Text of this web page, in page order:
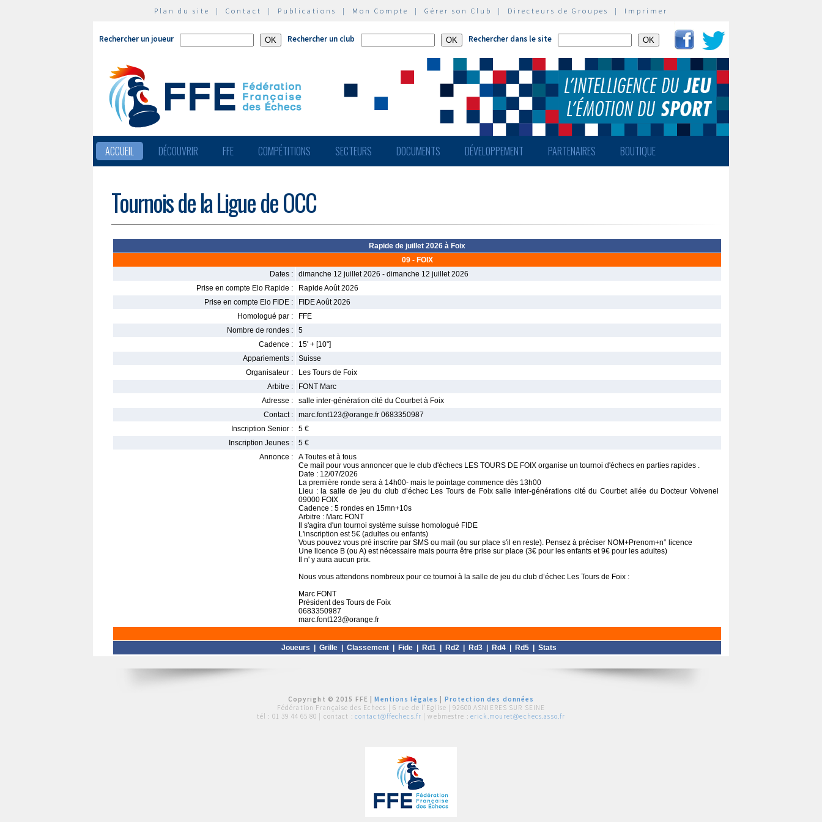
Plan du site | Contact | Publications | Mon Compte | Gérer son Club | Directeurs de Groupes | Imprimer
Rechercher un joueur Rechercher un club Rechercher dans le site
ACCUEIL DÉCOUVRIR FFE COMPÉTITIONS SECTEURS DOCUMENTS DÉVELOPPEMENT PARTENAIRES BOUTIQUE
Tournois de la Ligue de OCC
Rapide de juillet 2026 à Foix
09 - FOIX
Dates :
dimanche 12 juillet 2026 - dimanche 12 juillet 2026
Prise en compte Elo Rapide :
Rapide Août 2026
Prise en compte Elo FIDE :
FIDE Août 2026
Homologué par :
FFE
Nombre de rondes :
5
Cadence :
15' + [10"]
Appariements :
Suisse
Organisateur :
Les Tours de Foix
Arbitre :
FONT Marc
Adresse :
salle inter-génération cité du Courbet à Foix
Contact :
marc.font123@orange.fr 0683350987
Inscription Senior :
5 €
Inscription Jeunes :
5 €
Annonce :
A Toutes et à tous
Ce mail pour vous annoncer que le club d'échecs LES TOURS DE FOIX organise un tournoi d'échecs en parties rapides .
Date : 12/07/2026
La première ronde sera à 14h00- mais le pointage commence dès 13h00
Lieu : la salle de jeu du club d’échec Les Tours de Foix salle inter-générations cité du Courbet allée du Docteur Voivenel
09000 FOIX
Cadence : 5 rondes en 15mn+10s
Arbitre : Marc FONT
Il s'agira d'un tournoi système suisse homologué FIDE
L'inscription est 5€ (adultes ou enfants)
Vous pouvez vous pré inscrire par SMS ou mail (ou sur place s'il en reste). Pensez à préciser NOM+Prenom+n° licence
Une licence B (ou A) est nécessaire mais pourra être prise sur place (3€ pour les enfants et 9€ pour les adultes)
Il n' y aura aucun prix.
Nous vous attendons nombreux pour ce tournoi à la salle de jeu du club d’échec Les Tours de Foix :
Marc FONT
Président des Tours de Foix
0683350987
marc.font123@orange.fr
Joueurs Grille Classement Fide Rd1 Rd2 Rd3 Rd4 Rd5 Stats
Copyright © 2015 FFE |Mentions légales
Protection des données
Fédération Française des Echecs | 6 rue de l'Eglise | 92600 ASNIERES SUR SEINE
tél : 01 39 44 65 80 | contact : contact@ffechecs.fr | webmestre : erick.mouret@echecs.asso.fr